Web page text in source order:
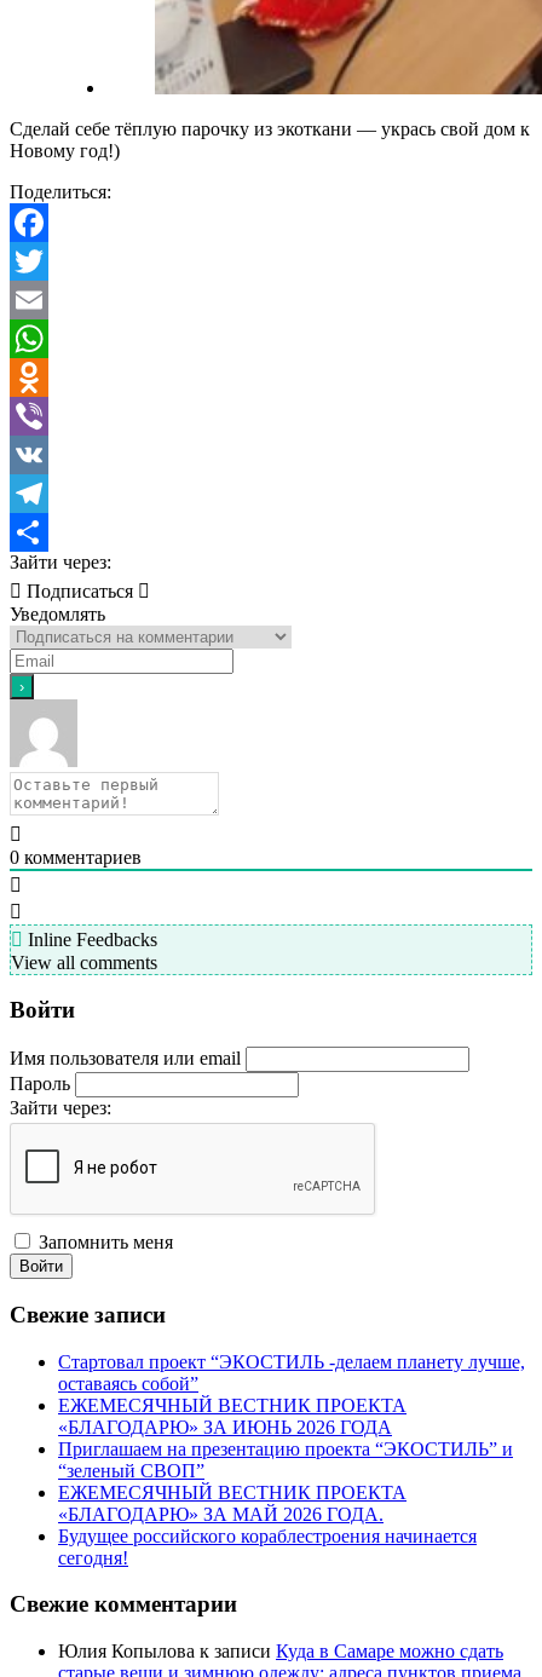
Сделай себе тёплую парочку из экоткани — укрась свой дом к
Новому год!)
Поделиться:
Facebook
Twitter
Email
WhatsApp
Odnoklassniki
Viber
VK
Telegram
Отправить
Зайти через:
Подписаться
Уведомлять
0 комментариев
Inline Feedbacks
View all comments
Войти
Имя пользователя или email
Пароль
Зайти через:
Запомнить меня
Войти
Свежие записи
Стартовал проект “ЭКОСТИЛЬ -делаем планету лучше,
оставаясь собой”
ЕЖЕМЕСЯЧНЫЙ ВЕСТНИК ПРОЕКТА
«БЛАГОДАРЮ» ЗА ИЮНЬ 2026 ГОДА
Приглашаем на презентацию проекта “ЭКОСТИЛЬ” и
“зеленый СВОП”
ЕЖЕМЕСЯЧНЫЙ ВЕСТНИК ПРОЕКТА
«БЛАГОДАРЮ» ЗА МАЙ 2026 ГОДА.
Будущее российского кораблестроения начинается
сегодня!
Свежие комментарии
Юлия Копылова к записи Куда в Самаре можно сдать
старые вещи и зимнюю одежду: адреса пунктов приема